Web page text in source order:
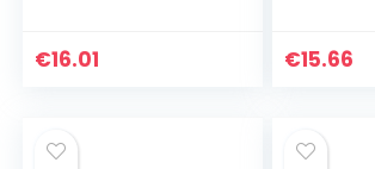
€16.01 €15.66